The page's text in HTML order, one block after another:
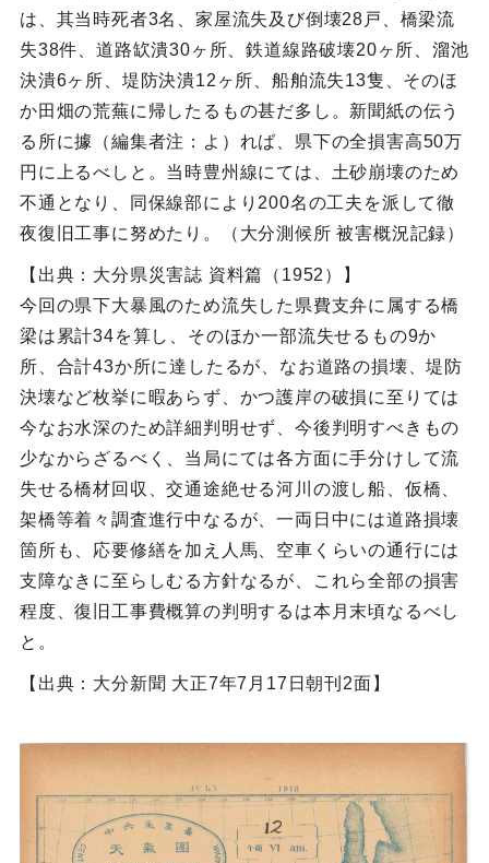
は、其当時死者3名、家屋流失及び倒壊28戸、橋梁流
失38件、道路缼潰30ヶ所、鉄道線路破壊20ヶ所、溜池
決潰6ヶ所、堤防決潰12ヶ所、船舶流失13隻、そのほ
か田畑の荒蕪に帰したるもの甚だ多し。新聞紙の伝う
る所に據（編集者注：よ）れば、県下の全損害高50万
円に上るべしと。当時豊州線にては、土砂崩壊のため
不通となり、同保線部により200名の工夫を派して徹
夜復旧工事に努めたり。（大分測候所 被害概況記録）
【出典：大分県災害誌 資料篇（1952）】
今回の県下大暴風のため流失した県費支弁に属する橋
梁は累計34を算し、そのほか一部流失せるもの9か
所、合計43か所に達したるが、なお道路の損壊、堤防
決壊など枚挙に暇あらず、かつ護岸の破損に至りては
今なお水深のため詳細判明せず、今後判明すべきもの
少なからざるべく、当局にては各方面に手分けして流
失せる橋材回収、交通途絶せる河川の渡し船、仮橋、
架橋等着々調査進行中なるが、一両日中には道路損壊
箇所も、応要修繕を加え人馬、空車くらいの通行には
支障なきに至らしむる方針なるが、これら全部の損害
程度、復旧工事費概算の判明するは本月末頃なるべし
と。
【出典：大分新聞 大正7年7月17日朝刊2面】